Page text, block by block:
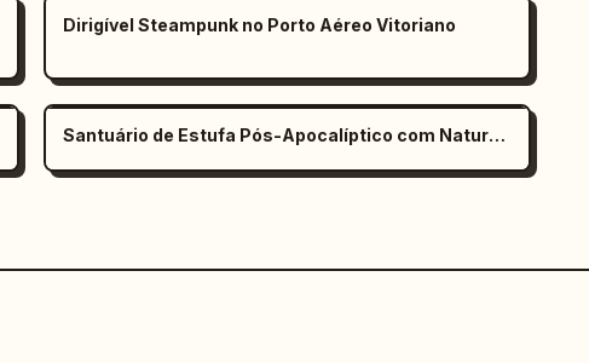
Dirigível Steampunk no Porto Aéreo Vitoriano
Santuário de Estufa Pós-Apocalíptico com Natureza Exuberante